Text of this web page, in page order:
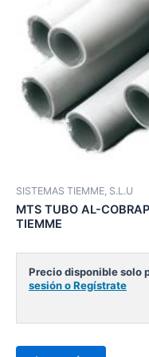
SISTEMAS TIEMME, S.L.U
MTS TUBO AL-
TIEMME
Precio disponible solo
sesión o Regístrate